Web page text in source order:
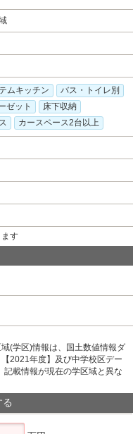
ムキッチン
バス・トイレ別
ゼット
床下収納
カースペース2台以上
す
(学区)情報は、国土数値情報ダ
2021年度】及び中学校区デー
載情報が現在の学区域と異な